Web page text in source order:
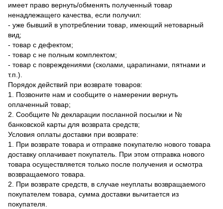
имеет право вернуть/обменять полученный товар
ненадлежащего качества, если получил:
- уже бывший в употреблении товар, имеющий нетоварный
вид;
- товар с дефектом;
- товар с не полным комплектом;
- товар с повреждениями (сколами, царапинами, пятнами и
т.п.).
Порядок действий при возврате товаров:
1. Позвоните нам и сообщите о намерении вернуть
оплаченный товар;
2. Сообщите № декларации посланной посылки и №
банковской карты для возврата средств;
Условия оплаты доставки при возврате:
1. При возврате товара и отправке покупателю нового товара
доставку оплачивает покупатель. При этом отправка нового
товара осуществляется только после получения и осмотра
возвращаемого товара.
2. При возврате средств, в случае неуплаты возвращаемого
покупателем товара, сумма доставки вычитается из
покупателя.